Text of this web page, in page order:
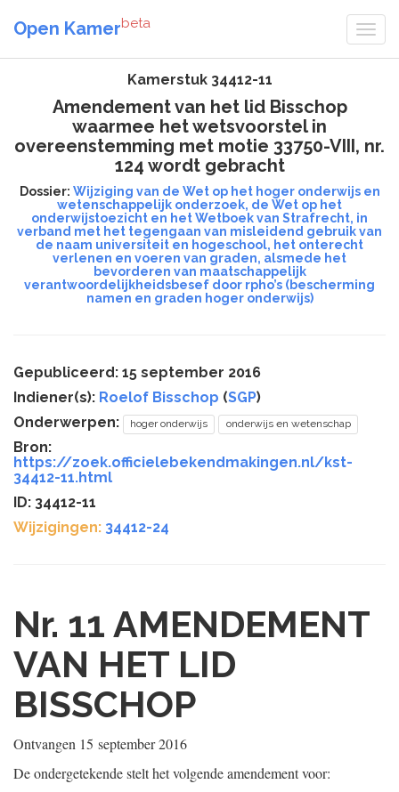
Open Kamerbeta
Kamerstuk 34412-11
Amendement van het lid Bisschop
waarmee het wetsvoorstel in
overeenstemming met motie 33750-VIII, nr.
124 wordt gebracht
Dossier: Wijziging van de Wet op het hoger onderwijs en
wetenschappelijk onderzoek, de Wet op het
onderwijstoezicht en het Wetboek van Strafrecht, in
verband met het tegengaan van misleidend gebruik van
de naam universiteit en hogeschool, het onterecht
verlenen en voeren van graden, alsmede het
bevorderen van maatschappelijk
verantwoordelijkheidsbesef door rpho’s (bescherming
namen en graden hoger onderwijs)
Gepubliceerd: 15 september 2016
Indiener(s): Roelof Bisschop (SGP)
Onderwerpen:
hoger onderwijs onderwijs en wetenschap
Bron:
https://zoek.officielebekendmakingen.nl/kst-
34412-11.html
ID: 34412-11
Wijzigingen: 34412-24
Nr. 11 AMENDEMENT
VAN HET LID
BISSCHOP
Ontvangen 15 september 2016
De ondergetekende stelt het volgende amendement voor: